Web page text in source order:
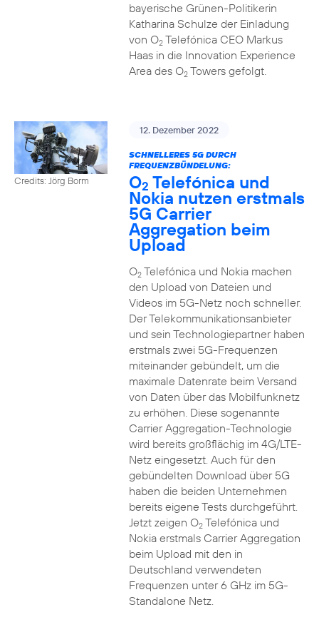
bayerische Grünen-Politikerin
Katharina Schulze der Einladung
von O2Telefónica CEO Markus
Haas in die Innovation Experience
Area des O2Towers gefolgt.
Credits: Jörg Borm
12. Dezember 2022
SCHNELLERES 5G DURCH
FREQUENZBÜNDELUNG:
O2 Telefónica und
Nokia nutzen erstmals
5G Carrier
Aggregation beim
Upload
O2Telefónica und Nokia machen
den Upload von Dateien und
Videos im 5G-Netz noch schneller.
Der Telekommunikationsanbieter
und sein Technologiepartner haben
erstmals zwei 5G-Frequenzen
miteinander gebündelt, um die
maximale Datenrate beim Versand
von Daten über das Mobilfunknetz
zu erhöhen. Diese sogenannte
Carrier Aggregation-Technologie
wird bereits großflächig im 4G/LTE-
Netz eingesetzt. Auch für den
gebündelten Download über 5G
haben die beiden Unternehmen
bereits eigene Tests durchgeführt.
Jetzt zeigen O2Telefónica und
Nokia erstmals Carrier Aggregation
beim Upload mit den in
Deutschland verwendeten
Frequenzen unter 6 GHz im 5G-
Standalone Netz.